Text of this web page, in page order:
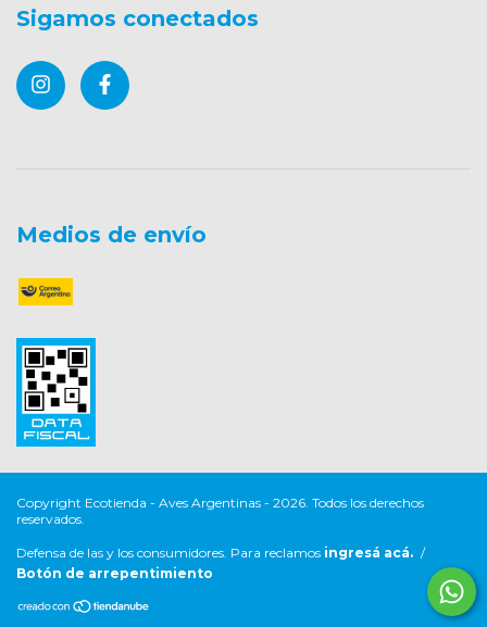
Sigamos conectados
Medios de envío
Copyright Ecotienda - Aves Argentinas - 2026. Todos los derechos
reservados.
Defensa de las y los consumidores. Para reclamos ingresá acá. /
Botón de arrepentimiento